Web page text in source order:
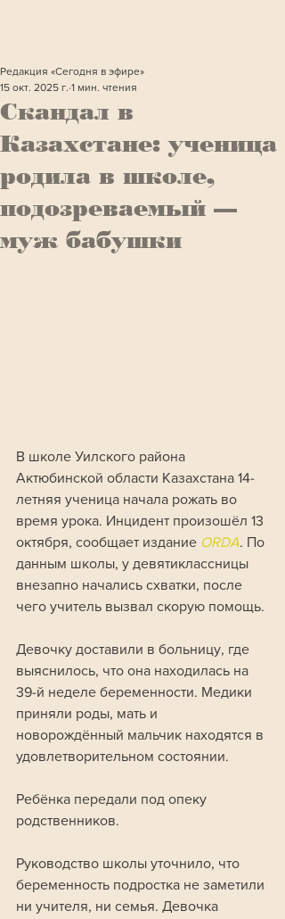
Скандал в
Казахстане: ученица
родила в школе,
подозреваемый —
муж бабушки
Редакция «Сегодня в эфире»
15 окт. 2025 г. 1 мин. чтения
В школе Уилского района
Актюбинской области Казахстана 14-
летняя ученица начала рожать во
время урока. Инцидент произошёл 13
октября, сообщает издание ORDA. По
данным школы, у девятиклассницы
внезапно начались схватки, после
чего учитель вызвал скорую помощь.
Девочку доставили в больницу, где
выяснилось, что она находилась на
39-й неделе беременности. Медики
приняли роды, мать и
новорождённый мальчик находятся в
удовлетворительном состоянии.
Ребёнка передали под опеку
родственников.
Руководство школы уточнило, что
беременность подростка не заметили
ни учителя, ни семья. Девочка